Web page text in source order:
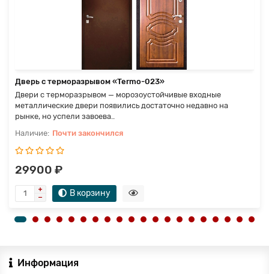
Дверь с терморазрывом «Termo-023»
Двери с терморазрывом — морозоустойчивые входные
металлические двери появились достаточно недавно на
рынке, но успели завоева..
Почти закончился
29900 ₽
В корзину
Информация